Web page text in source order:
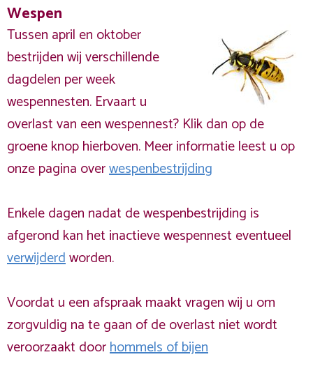
Wespen
Tussen april en oktober
bestrijden wij verschillende
dagdelen per week
wespennesten. Ervaart u
overlast van een wespennest? Klik dan op de
groene knop hierboven. Meer informatie leest u op
onze pagina overwespenbestrijding
Enkele dagen nadat de wespenbestrijding is
afgerond kan het inactieve wespennest eventueel
verwijderdworden.
Voordat u een afspraak maakt vragen wij u om
zorgvuldig na te gaan of de overlast niet wordt
veroorzaakt doorhommels of bijen